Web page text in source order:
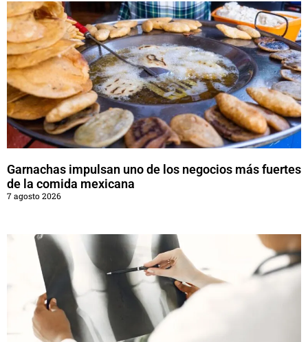
Garnachas impulsan uno de los negocios más fuertes
de la comida mexicana
7 agosto 2026